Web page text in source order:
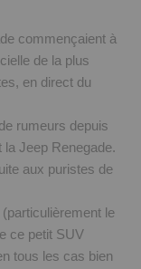
commençaient à
de la plus
en direct du
rumeurs depuis
la Jeep Renegade.
aux puristes de
le
ce petit SUV
tous les cas bien